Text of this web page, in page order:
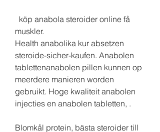
muskler.
Health anabolika kur absetzen
steroide-sicher-kaufen. Anabolen
tablettenanabolen pillen kunnen op
meerdere manieren worden
gebruikt. Hoge kwaliteit anabolen
injecties en anabolen tabletten, .
Blomkål protein, bästa steroider till